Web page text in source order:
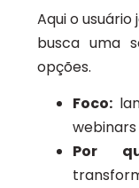
Aqui o
busca uma
opções.
Foco:
Por